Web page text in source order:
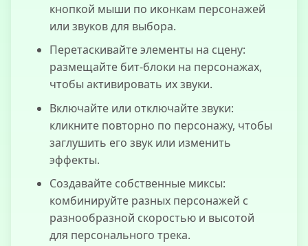
кнопкой мыши по иконкам персонажей
или звуков для выбора.
Перетаскивайте элементы на сцену:
размещайте бит-блоки на персонажах,
чтобы активировать их звуки.
Включайте или отключайте звуки:
кликните повторно по персонажу, чтобы
заглушить его звук или изменить
эффекты.
Создавайте собственные миксы:
комбинируйте разных персонажей с
разнообразной скоростью и высотой
для персонального трека.